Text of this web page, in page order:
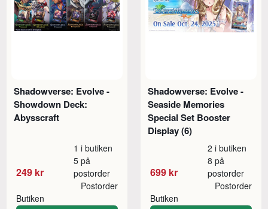
Shadowverse: Evolve -
Showdown Deck:
Abysscraft
249 kr
1 i butiken
5 på
postorder
Butiken
Postorder
Shadowverse: Evolve -
Seaside Memories
Special Set Booster
Display (6)
699 kr
2 i butiken
8 på
postorder
Butiken
Postorder